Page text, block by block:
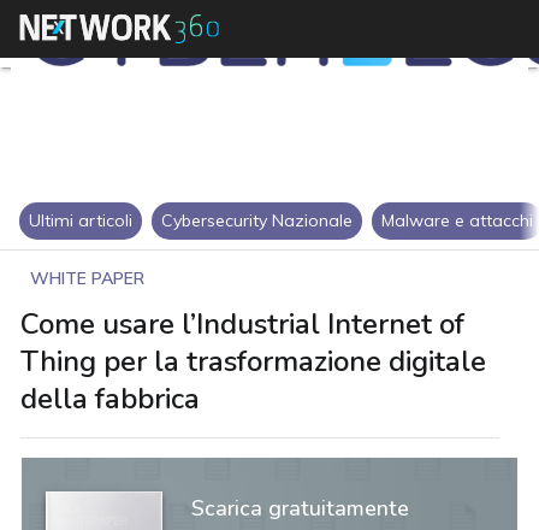
Ultimi articoli Cybersecurity Nazionale Malware e attacchi
WHITE PAPER
Come usare l’Industrial Internet of
Thing per la trasformazione digitale
della fabbrica
Scarica gratuitamente